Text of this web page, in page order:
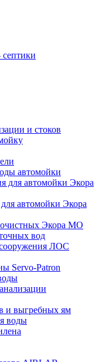
и стоков
автомойки
для автомойки Экора
автомойки Экора
Экора МО
вод
ЛОС
Servo-Patron
и выгребных ям
воды